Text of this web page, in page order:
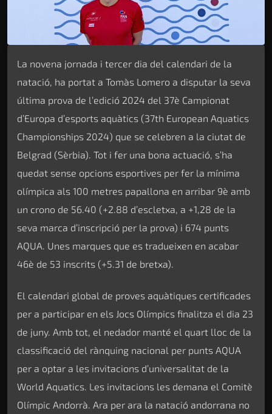
La novena jornada i tercer dia del calendari de la
natació, ha portat a Tomàs Lomero a disputar la seva
última prova de l’edició 2024 del 37è Campionat
d’Europa d’esports aquàtics (37th European Aquatics
Championships 2024) que se celebren a la ciutat de
Belgrad (Sèrbia). Tot i fer una bona actuació, s’ha
quedat sense opcions esportives per fer la mínima
olímpica als 100 metres papallona en arribar 9è amb
un crono de 56.40 (+2.88 d’escletxa, a +1,28 de la
seva marca d’inscripció per la prova) i 674 punts
AQUA. Unes marques que es tradueixen en acabar
46è de 53 inscrits (+5.31 de bretxa).
El calendari global de proves aquàtiques certificades
per a participar en els Jocs Olímpics finalitza el dia 23
de juny. Amb tot, el nedador manté el quart lloc de la
classificació del rànquing nacional per punts AQUA
per a optar a les invitacions d’universalitat de la
World Aquatics. Les invitacions les demana el Comitè
Olímpic Andorrà. Ara per ara la natació andorrana no